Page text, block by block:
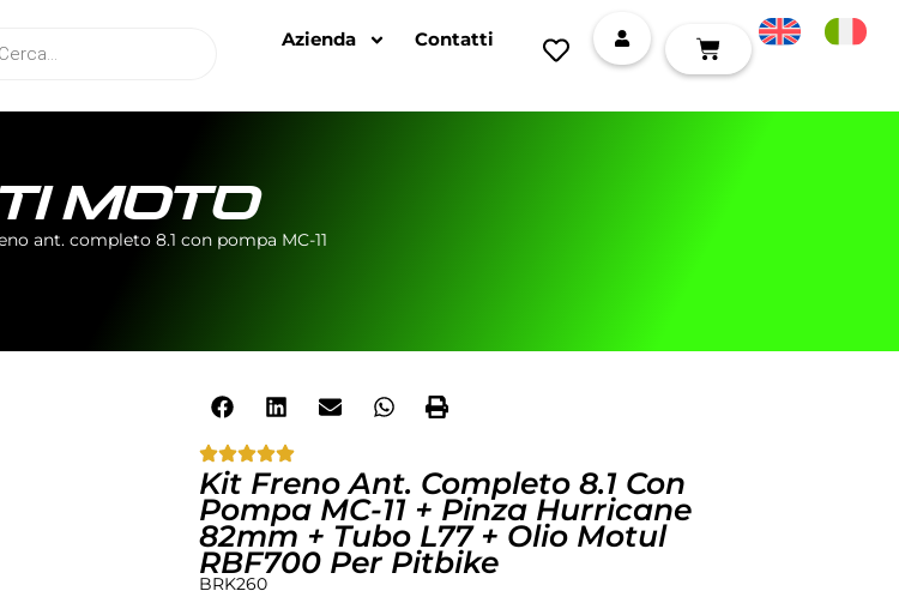
Azienda Contatti
MOTO
ant. completo 8.1 con pompa MC-11
Kit Freno Ant. Completo 8.1 Con
Pompa MC-11 + Pinza Hurricane
82mm + Tubo L77 + Olio Motul
RBF700 Per Pitbike
BRK260